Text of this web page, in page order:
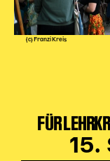
(c) Franzi Kreis
FÜR
15.